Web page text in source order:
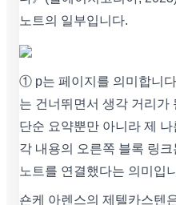
노트의 일부입니다.
① p는 페이지를 의미합니
는 건너뛰면서 생각 거리가
단순 요약뿐만 아니라 제
각 내용의 오른쪽 블록 링
노트를 연결했다는 의미입
숀케 아렌스의 제텔카스텐